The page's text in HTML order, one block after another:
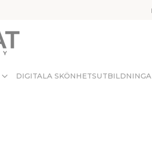
DIGITALA